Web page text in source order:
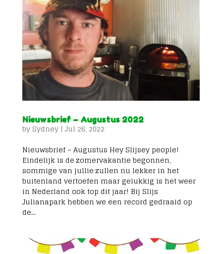
Nieuwsbrief – Augustus 2022
by Sydney| Jul 26, 2022
Nieuwsbrief – Augustus Hey Slijsey people!
Eindelijk is de zomervakantie begonnen,
sommige van jullie zullen nu lekker in het
buitenland vertoefen maar gelukkig is het weer
in Nederland ook top dit jaar! Bij Slijs
Julianapark hebben we een record gedraaid op
de...